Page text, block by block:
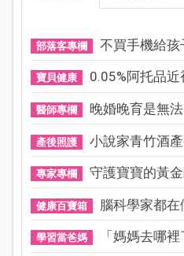
部落客專欄 不買手機給孩
寶貝健康 0.05%阿托品
醫師專欄 晚婚晚育是無
產後照護 小說家青竹酒
專家專欄 守護寶寶的黃
健康百寶箱 腦科學家都在
學習當爸媽 「媽媽去哪